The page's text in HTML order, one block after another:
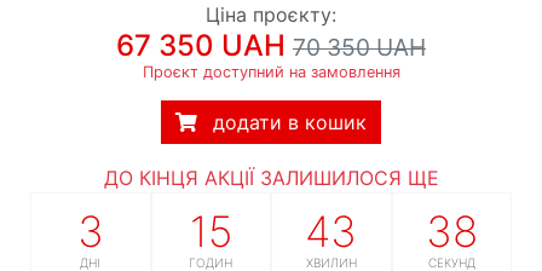
Ціна проєкту:
67 350 UAH 70 350 UAH
Проєкт доступний на замовлення
додати в кошик
ДО КІНЦЯ АКЦІЇ ЗАЛИШИЛОСЯ ЩЕ
3
ДНІ
15
ГОДИН
43
ХВИЛИН
37
СЕКУНД